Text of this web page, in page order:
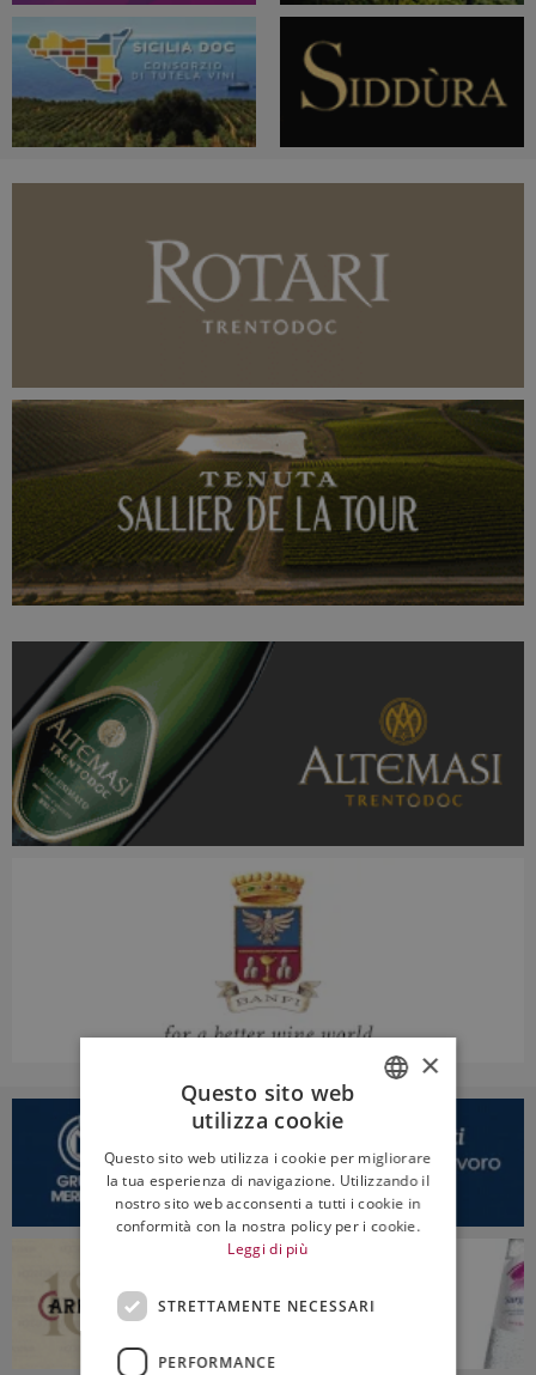
ENGLISH
×
Questo sito web
utilizza cookie
Questo sito web utilizza i cookie per migliorare
la tua esperienza di navigazione. Utilizzando il
nostro sito web acconsenti a tutti i cookie in
conformità con la nostra policy per i cookie.
Leggi di più
STRETTAMENTE NECESSARI
PERFORMANCE